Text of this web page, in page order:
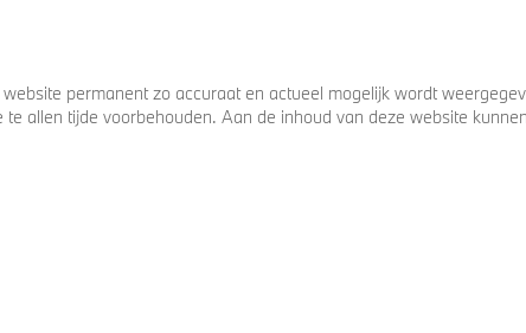
permanent zo accuraat en actueel mogelijk wordt
allen tijde voorbehouden. Aan de inhoud van deze website